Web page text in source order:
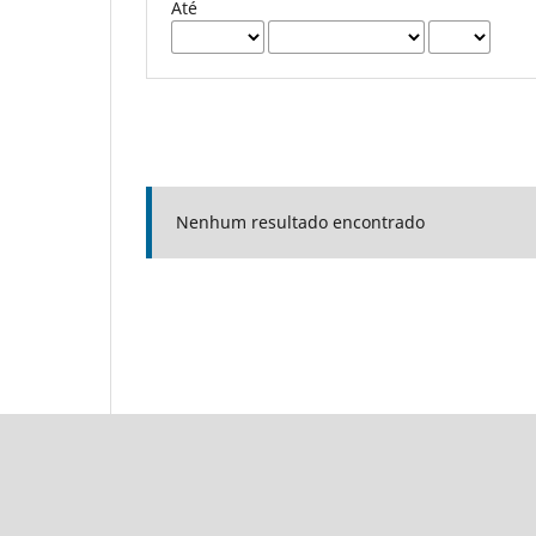
Até
Nenhum resultado encontrado